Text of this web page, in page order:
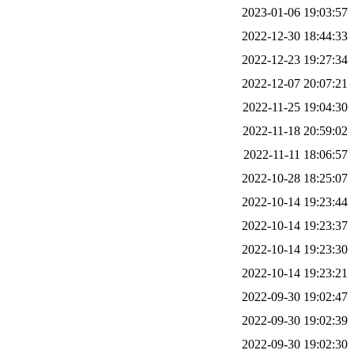
2023-01-06 19:03:57
2022-12-30 18:44:33
2022-12-23 19:27:34
2022-12-07 20:07:21
2022-11-25 19:04:30
2022-11-18 20:59:02
2022-11-11 18:06:57
2022-10-28 18:25:07
2022-10-14 19:23:44
2022-10-14 19:23:37
2022-10-14 19:23:30
2022-10-14 19:23:21
2022-09-30 19:02:47
2022-09-30 19:02:39
2022-09-30 19:02:30